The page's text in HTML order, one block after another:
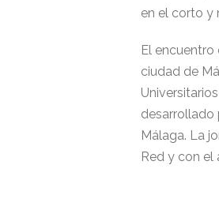
en el corto y
El
ciudad de
desarrollado
Málaga. La
Red y con el